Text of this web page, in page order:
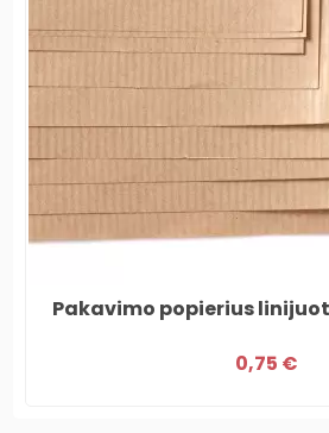
Pakavimo popierius
0,75 €